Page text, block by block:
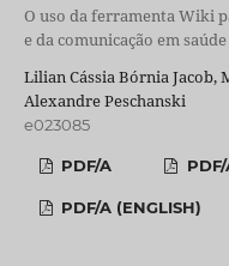
O uso da ferramenta Wiki
e da comunicação em saúde
Lilian Cássia Bórnia Jacob,
Alexandre Peschanski
e023085
PDF/A
PDF/A (ENGLISH)